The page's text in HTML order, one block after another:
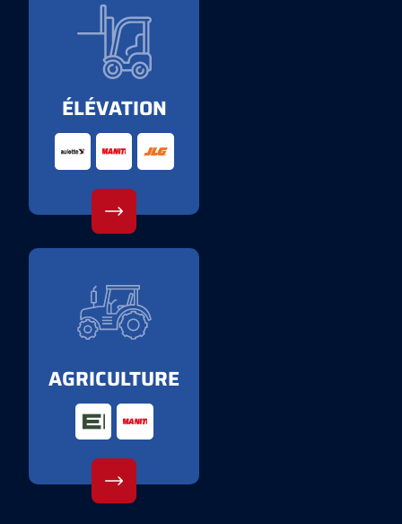
ÉLÉVATION
AGRICULTURE